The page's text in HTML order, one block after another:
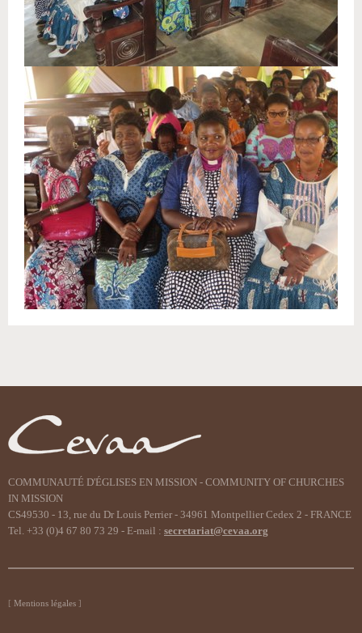
document
COMMUNAUTÉ D'ÉGLISES EN MISSION - COMMUNITY OF CHURCHES
IN MISSION
CS49530 - 13, rue du Dr Louis Perrier - 34961 Montpellier Cedex 2 - FRANCE
Tel. +33 (0)4 67 80 73 29 - E-mail : secretariat@cevaa.org
Mentions légales